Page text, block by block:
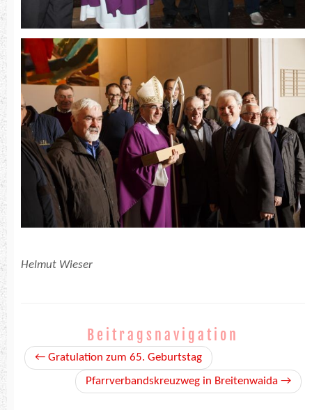
Helmut Wieser
Beitragsnavigation
← Gratulation zum 65. Geburtstag
Pfarrverbandskreuzweg in Breitenwaida →